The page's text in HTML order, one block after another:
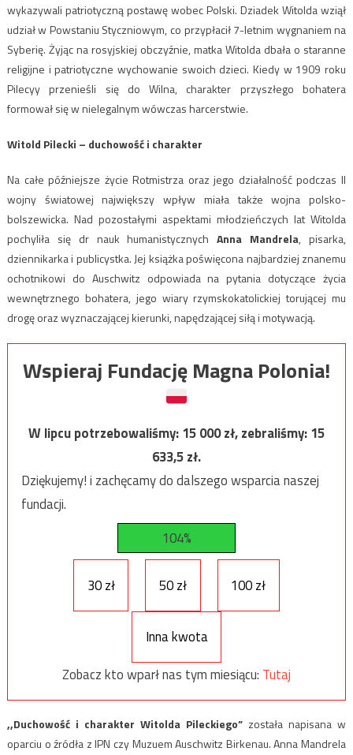
wykazywali patriotyczną postawę wobec Polski. Dziadek Witolda wziął
udział w Powstaniu Styczniowym, co przypłacił 7-letnim wygnaniem na
Syberię. Żyjąc na rosyjskiej obczyźnie, matka Witolda dbała o staranne
religijne i patriotyczne wychowanie swoich dzieci. Kiedy w 1909 roku
Pilecyy przenieśli się do Wilna, charakter przyszłego bohatera
formował się w nielegalnym wówczas harcerstwie.
Witold Pilecki – duchowość i charakter
Na całe późniejsze życie Rotmistrza oraz jego działalność podczas II
wojny światowej największy wpływ miała także wojna polsko-
bolszewicka. Nad pozostałymi aspektami młodzieńczych lat Witolda
pochyliła się dr nauk humanistycznychAnna Mandrela, pisarka,
dziennikarka i publicystka. Jej książka poświęcona najbardziej znanemu
ochotnikowi do Auschwitz odpowiada na pytania dotyczące życia
wewnętrznego bohatera, jego wiary rzymskokatolickiej torującej mu
drogę oraz wyznaczającej kierunki, napędzającej siłą i motywacją.
Wspieraj Fundację Magna Polonia!
W lipcu potrzebowaliśmy:15 000zł, zebraliśmy:15
633,5zł.
Dziękujemy! i zachęcamy do dalszego wsparcia naszej
fundacji.
104%
30 zł 50 zł 100 zł
Inna kwota
Zobacz kto wparł nas tym miesiącu: Tutaj
,,Duchowość i charakter Witolda Pileckiego” została napisana w
oparciu o źródła z IPN czy Muzuem Auschwitz Birkenau. Anna Mandrela